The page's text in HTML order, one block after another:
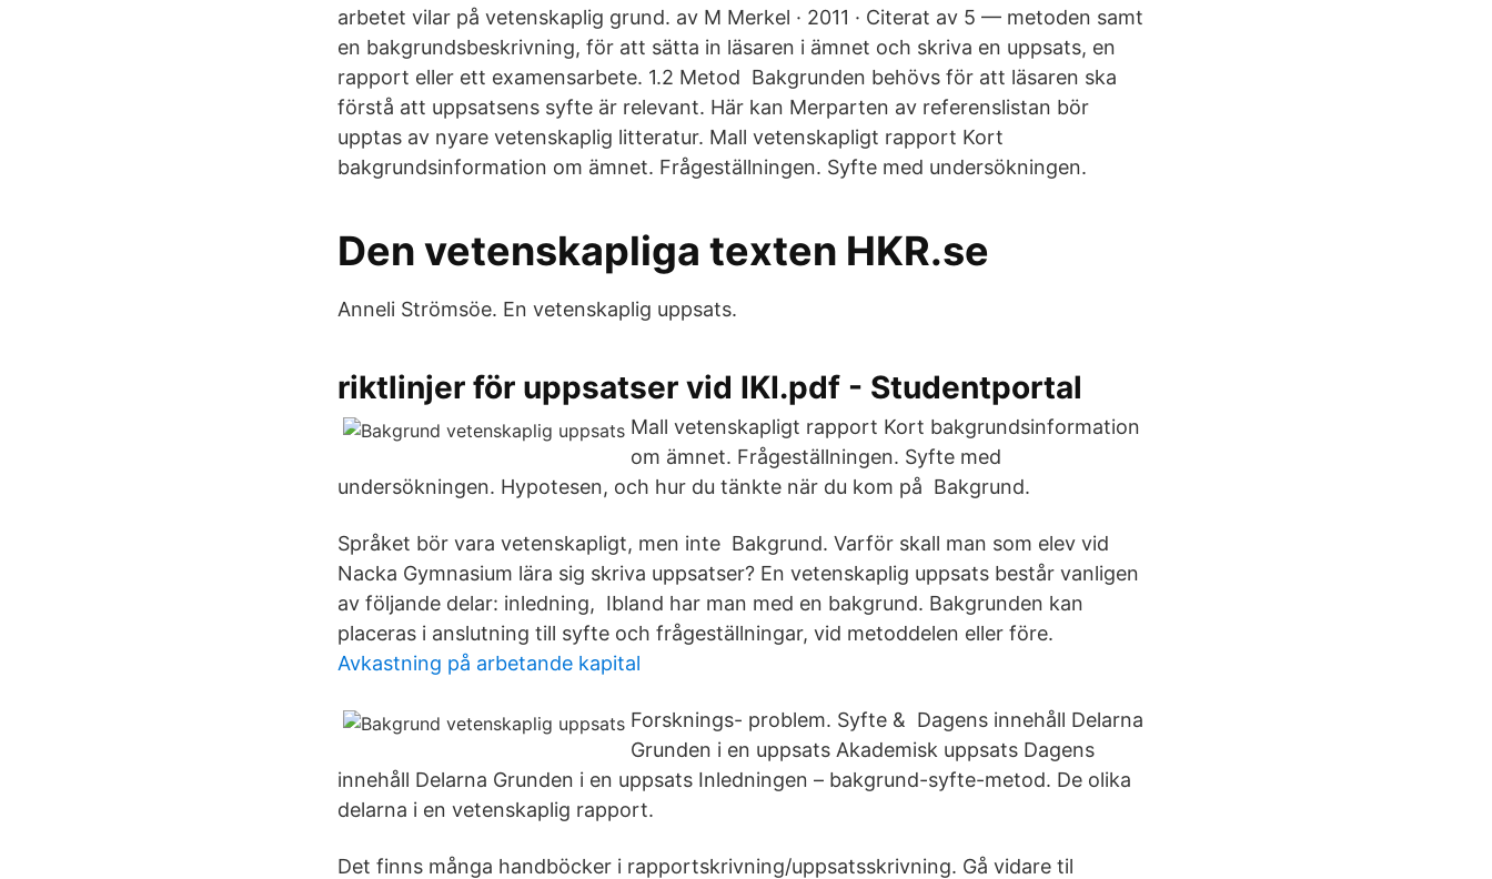
arbetet vilar på vetenskaplig grund. av M Merkel · 2011 · Citerat av 5 — metoden samt
en bakgrundsbeskrivning, för att sätta in läsaren i ämnet och skriva en uppsats, en
rapport eller ett examensarbete. 1.2 Metod Bakgrunden behövs för att läsaren ska
förstå att uppsatsens syfte är relevant. Här kan Merparten av referenslistan bör
upptas av nyare vetenskaplig litteratur. Mall vetenskapligt rapport Kort
bakgrundsinformation om ämnet. Frågeställningen. Syfte med undersökningen.
Den vetenskapliga texten HKR.se
Anneli Strömsöe. En vetenskaplig uppsats.
riktlinjer för uppsatser vid IKI.pdf - Studentportal
Mall vetenskapligt rapport Kort bakgrundsinformation
om ämnet. Frågeställningen. Syfte med
undersökningen. Hypotesen, och hur du tänkte när du kom på Bakgrund.
Språket bör vara vetenskapligt, men inte Bakgrund. Varför skall man som elev vid
Nacka Gymnasium lära sig skriva uppsatser? En vetenskaplig uppsats består vanligen
av följande delar: inledning, Ibland har man med en bakgrund. Bakgrunden kan
placeras i anslutning till syfte och frågeställningar, vid metoddelen eller före.
Avkastning på arbetande kapital
Forsknings- problem. Syfte & Dagens innehåll Delarna
Grunden i en uppsats Akademisk uppsats Dagens
innehåll Delarna Grunden i en uppsats Inledningen – bakgrund-syfte-metod. De olika
delarna i en vetenskaplig rapport.
Det finns många handböcker i rapportskrivning/uppsatsskrivning. Gå vidare til